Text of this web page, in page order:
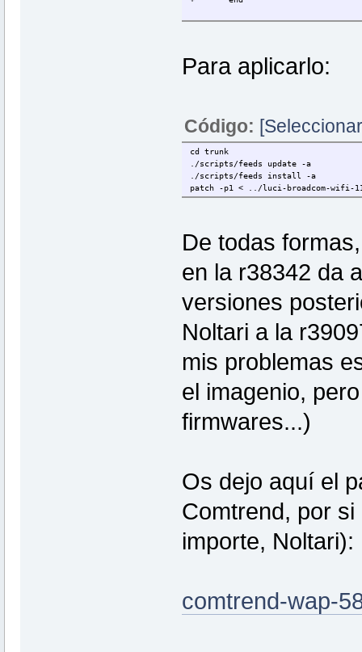
ant1 =
Para aplicarlo:
Código:
cd trunk
./scripts/feeds update -a
./scripts/feeds install -a
patch -p1 < ../luci-broadcom-wifi-
De todas
en la r38342 da
versiones
Noltari a la
mis problemas
el imagenio,
firmwares...)
Os dejo aquí el
Comtrend, por
importe, Noltari):
comtrend-wap-